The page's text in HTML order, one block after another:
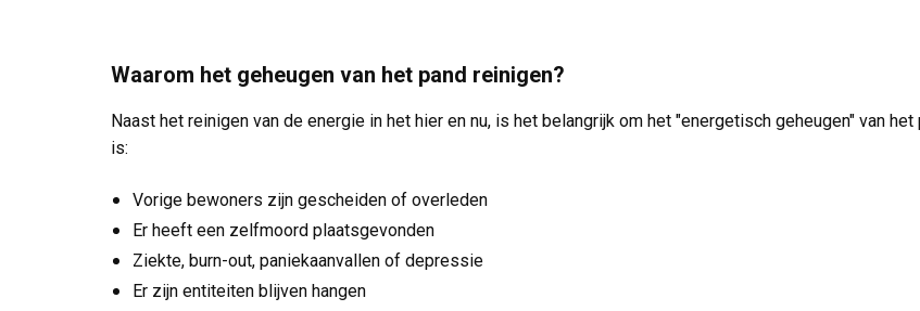
Waarom het geheugen van het pand reinigen?
Naast het reinigen van de energie in het hier en nu, is het belangrijk om het "energetisch geheugen" van
is:
Vorige bewoners zijn gescheiden of overleden
Er heeft een zelfmoord plaatsgevonden
Ziekte, burn-out, paniekaanvallen of depressie
Er zijn entiteiten blijven hangen